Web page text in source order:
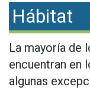
Hábitat
La mayoría de
encuentran en
algunas